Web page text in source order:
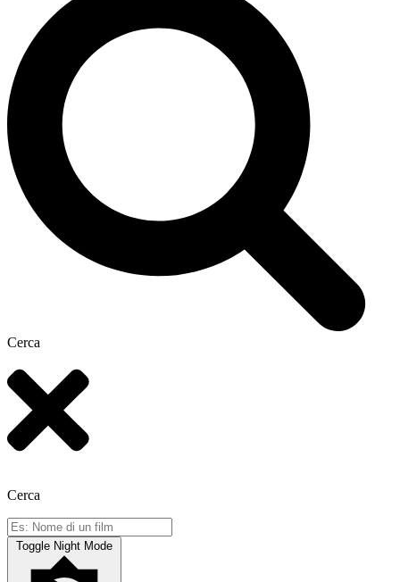
Cerca
Cerca
Toggle Night Mode